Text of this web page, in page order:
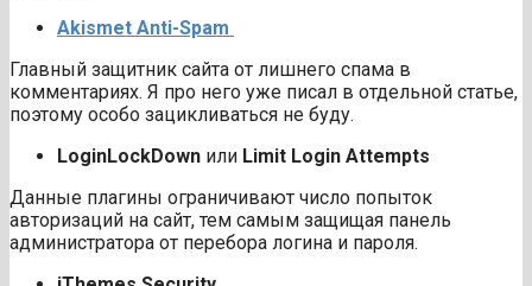
Akismet Anti-Spam
Главный защитник сайта от лишнего спама в
комментариях. Я про него уже писал в отдельной статье,
поэтому особо зацикливаться не буду.
LoginLockDown или Limit Login Attempts
Данные плагины ограничивают число попыток
авторизаций на сайт, тем самым защищая панель
администратора от перебора логина и пароля.